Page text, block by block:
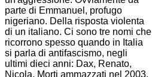
parte di Emmanuel, profugo
nigeriano. Della risposta violenta
di un italiano. Ci sono tre nomi che
ricorrono spesso quando in Italia
si parla di antifascismo, negli
ultimi dieci anni: Dax, Renato,
Nicola. Morti ammazzati nel 2003,